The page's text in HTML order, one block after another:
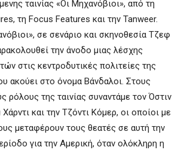
ταινίας «Οι Μηχανόβιοι», από τη
τη Focus Features και την Tanweer.
σε σενάριο και σκηνοθεσία Τζεφ
την άνοδο μιας λέσχης
στις κεντροδυτικές πολιτείες της
ακούει στο όνομα Βάνδαλοι. Στους
ρόλους της ταινίας συναντάμε τον Όστιν
και την Τζόντι Κόμερ, οι οποίοι με
μεταφέρουν τους θεατές σε αυτή την
για την Αμερική, όταν ολόκληρη η